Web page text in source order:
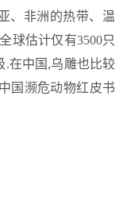
、非洲的热带、温
球估计仅有3500只
.在中国,乌雕也比较
国濒危动物红皮书